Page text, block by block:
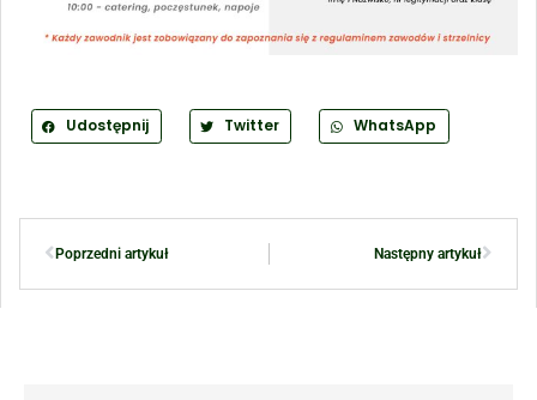
Udostępnij Twitter WhatsApp
Poprzedni artykuł Następny artykuł